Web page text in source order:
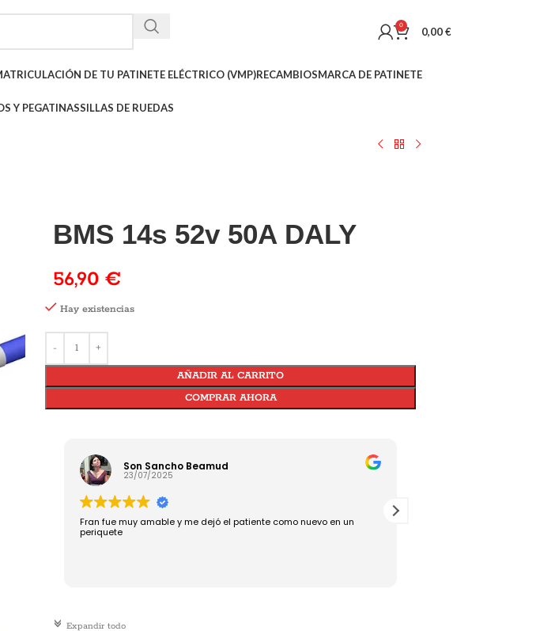
0 0,00€
DE TU PATINETE ELÉCTRICO (VMP)RECAMBIOSMARCA DE PATINETE
Y PEGATINASSILLAS DE RUEDAS
BMS 14s 52v 50A DALY
56,90€
Son Sancho Beamud
23/07/2025
Fran fue muy amable y me dejó el patiente como nuevo en un
periquete
c Expandir todo
Hay existencias
AÑADIR AL CARRITO
COMPRAR AHORA